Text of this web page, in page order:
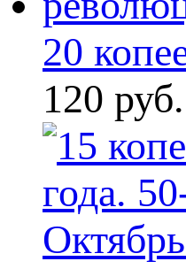
20
120 руб.